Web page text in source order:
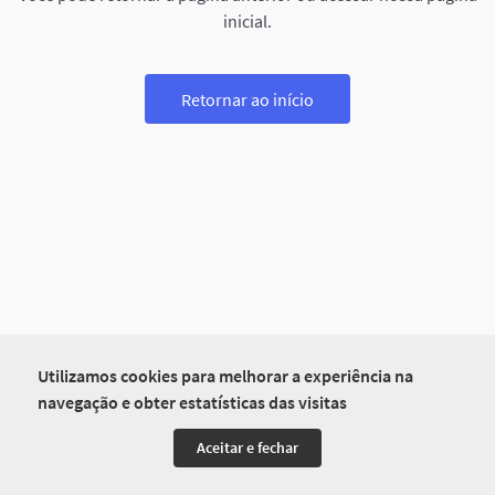
Utilizamos cookies para melhorar a experiência na
navegação e obter estatísticas das visitas
Aceitar e fechar
inicial.
Retornar ao início